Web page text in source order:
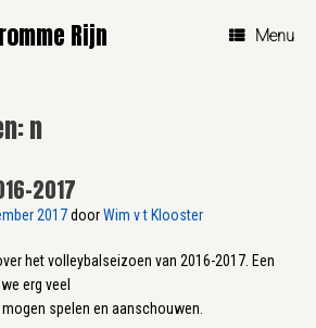
Rijn Menu
n
2017
2017doorWim v t Klooster
het volleybalseizoen van 2016-2017. Een
erg veel
spelen en aanschouwen.